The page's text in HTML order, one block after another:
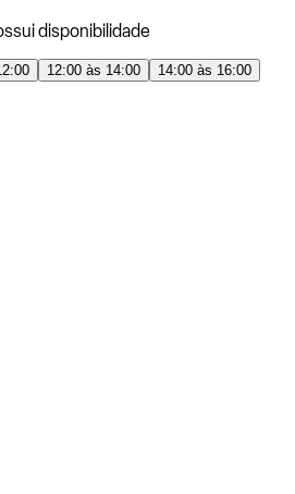
disponibilidade
12:00 às 14:00
14:00 às 16:00